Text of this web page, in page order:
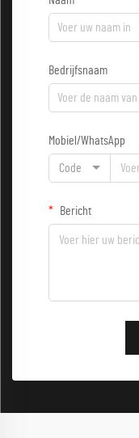
Bedrijfsnaam
Mobiel/WhatsApp
Code
Bericht